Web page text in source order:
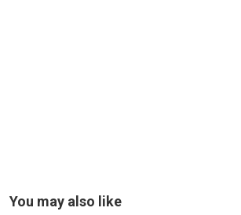
You may also like